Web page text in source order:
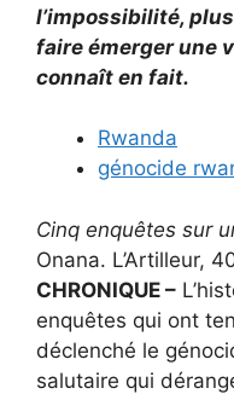
l’impossibilité,
faire émerger une
connaît en fait.
Rwanda
génocide
Cinq enquêtes sur
Onana. L’Artilleur,
CHRONIQUE –
enquêtes qui ont
déclenché le
salutaire qui